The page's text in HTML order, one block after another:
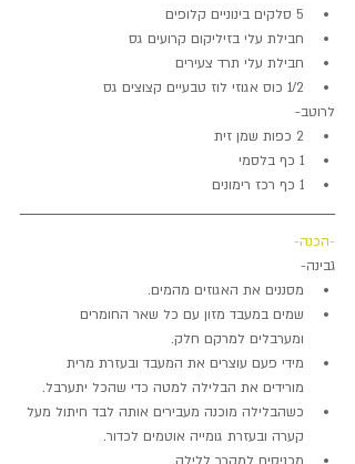
5 סלקים בינוניים קלופים
חבילת עלי בזיליקום קרועים גס
חבילת עלי תרד צעירים
1/2 כוס אגוזי לוז טבעיים קצוצים גס
לרוטב-
2 כפות שמן זית
1 כף בלסמי
1 כף רכז רימונים
-הכנה-
גבינה-
מסננים את האגוזים מהמים.
שמים במעבד מזון עם כל שאר החומרים
ומערבלים למרקם חלק.
מידי פעם עוצרים את המעבד ובעזרת מרית
מורידים את הבלילה למטה כדי שהכל יתערבל.
כשהבלילה מוכנה מעבירים אותה לבד חיתול מעל
קערה ובעזרת גומייה אוטמים לכדור.
מכניסים למקרר ללילה.